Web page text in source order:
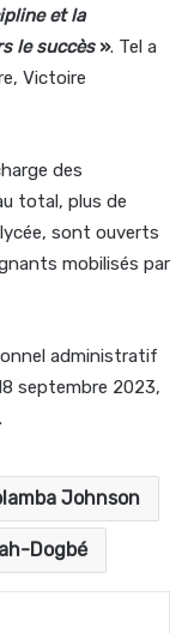
et la
le succès». Tel a
Victoire
des
total, plus de
sont ouverts
mobilisés par
administratif
septembre 2023,
Johnson
Dogbé